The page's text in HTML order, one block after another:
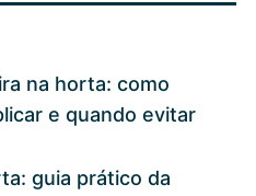
na horta: como
e quando evitar
guia prático da